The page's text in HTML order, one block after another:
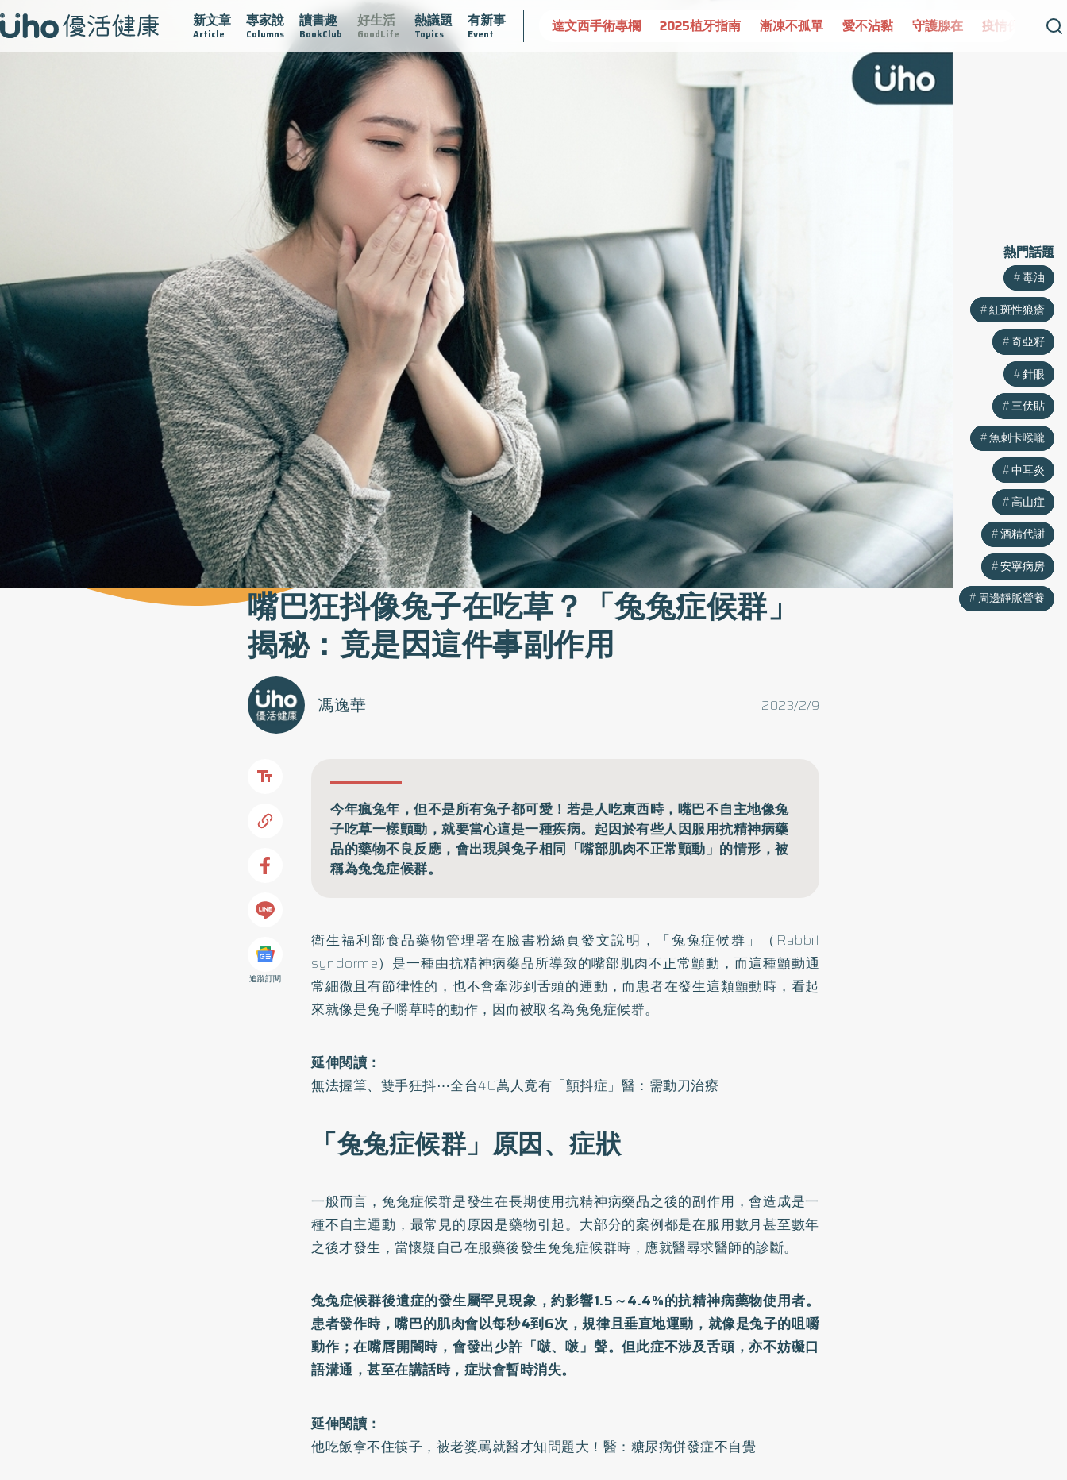
新文章
Article
專家說
Columns
讀書趣
BookClub
好生活
GoodLife
熱議題
Topics
有新事
Event
疫情保衛戰 再生醫學 愛的未來視 認識攝護腺肥大 守護骨骼健康 達文西手術專欄 2025植牙指南 漸凍不孤單 愛不沾黏 守護腺在 疫情保衛戰 再生醫學 愛的
嘴巴狂抖像兔子在吃草？「兔兔症候群」
揭秘：竟是因這件事副作用
2023/2/9
馮逸華
追蹤訂閱
今年瘋兔年，但不是所有兔子都可愛！若是人吃東西時，嘴巴不自主地像兔
子吃草一樣顫動，就要當心這是一種疾病。起因於有些人因服用抗精神病藥
品的藥物不良反應，會出現與兔子相同「嘴部肌肉不正常顫動」的情形，被
稱為兔兔症候群。
衛生福利部食品藥物管理署在臉書粉絲頁發文說明，「兔兔症候群」（Rabbit
syndorme）是一種由抗精神病藥品所導致的嘴部肌肉不正常顫動，而這種顫動通
常細微且有節律性的，也不會牽涉到舌頭的運動，而患者在發生這類顫動時，看起
來就像是兔子嚼草時的動作，因而被取名為兔兔症候群。
延伸閱讀：
無法握筆、雙手狂抖⋯全台40萬人竟有「顫抖症」醫：需動刀治療
「兔兔症候群」原因、症狀
一般而言，兔兔症候群是發生在長期使用抗精神病藥品之後的副作用，會造成是一
種不自主運動，最常見的原因是藥物引起。大部分的案例都是在服用數月甚至數年
之後才發生，當懷疑自己在服藥後發生兔兔症候群時，應就醫尋求醫師的診斷。
兔兔症候群後遺症的發生屬罕見現象，約影響1.5～4.4%的抗精神病藥物使用者。
患者發作時，嘴巴的肌肉會以每秒4到6次，規律且垂直地運動，就像是兔子的咀嚼
動作；在嘴唇開闔時，會發出少許「啵、啵」聲。但此症不涉及舌頭，亦不妨礙口
語溝通，甚至在講話時，症狀會暫時消失。
延伸閱讀：
他吃飯拿不住筷子，被老婆罵就醫才知問題大！醫：糖尿病併發症不自覺
熱門話題
毒油
紅斑性狼瘡
奇亞籽
針眼
三伏貼
魚刺卡喉嚨
中耳炎
高山症
酒精代謝
安寧病房
周邊靜脈營養
熱門話題
毒油
紅斑性狼瘡
奇亞籽
針眼
三伏貼
魚刺卡喉嚨
中耳炎
高山症
酒精代謝
安寧病房
周邊靜脈營養